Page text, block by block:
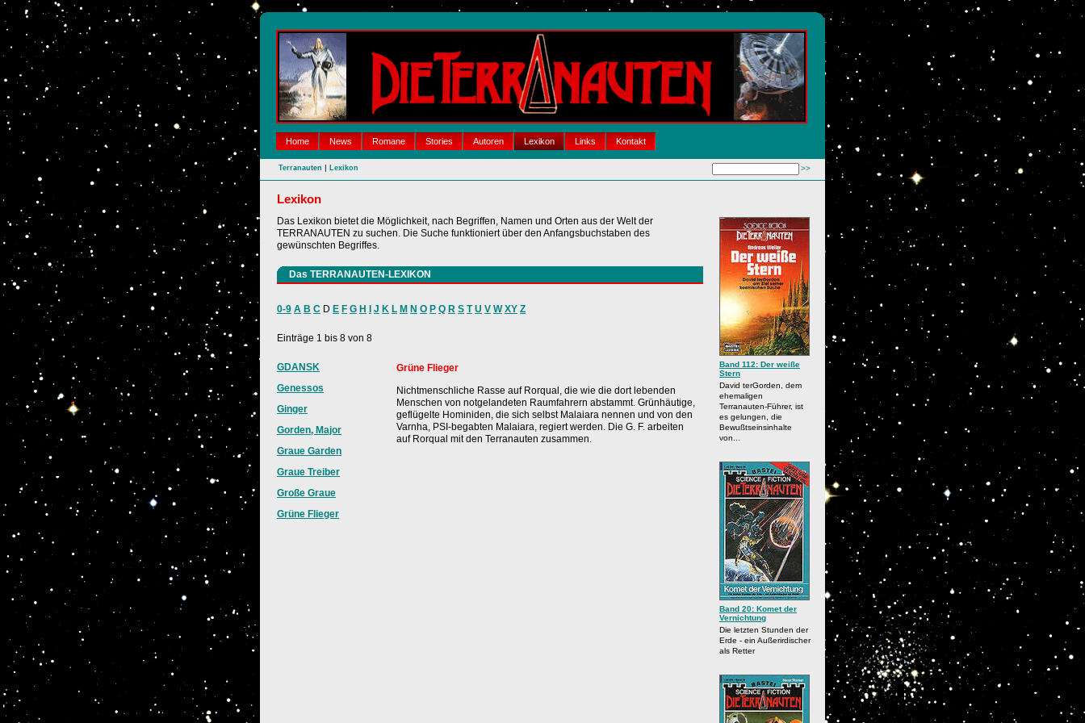
Home News Romane Stories Autoren Lexikon Links Kontakt
Terranauten | Lexikon
Lexikon
Das Lexikon bietet die Möglichkeit, nach Begriffen, Namen und Orten aus der Welt der
TERRANAUTEN zu suchen. Die Suche funktioniert über den Anfangsbuchstaben des
gewünschten Begriffes.
Das TERRANAUTEN-LEXIKON
0-9 A B C D E F G H J K L M N O P Q R S T U V W XY Z
Einträge 1 bis 8 von 8
GDANSK
Genessos
Ginger
Gorden, Major
Graue Garden
Graue Treiber
Große Graue
Grüne Flieger
Grüne Flieger
Nichtmenschliche Rasse auf Rorqual, die wie die dort lebenden
Menschen von notgelandeten Raumfahrern abstammt. Grünhäutige,
geflügelte Hominiden, die sich selbst Malaiara nennen und von den
Varnha, PSI-begabten Malaiara, regiert werden. Die G. F. arbeiten
auf Rorqual mit den Terranauten zusammen.
Band 112: Der weiße
Stern
David terGorden, dem
ehemaligen
Terranauten-Führer, ist
es gelungen, die
Bewußtseinsinhalte
von...
Band 20: Komet der
Vernichtung
Die letzten Stunden der
Erde - ein Außerirdischer
als Retter